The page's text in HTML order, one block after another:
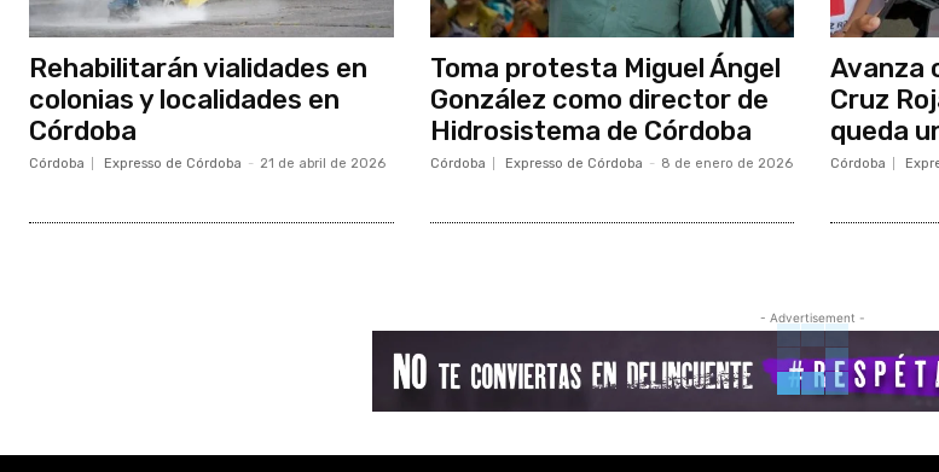
Rehabilitarán vialidades en
colonias y localidades en
Córdoba
Córdoba Expresso de Córdoba - 21 de abril de 2026
Toma protesta Miguel Ángel
González como director de
Hidrosistema de Córdoba
Córdoba Expresso de Córdoba - 8 de enero de 2026
Avanza
Cruz
queda
Córdoba
- Advertisement -